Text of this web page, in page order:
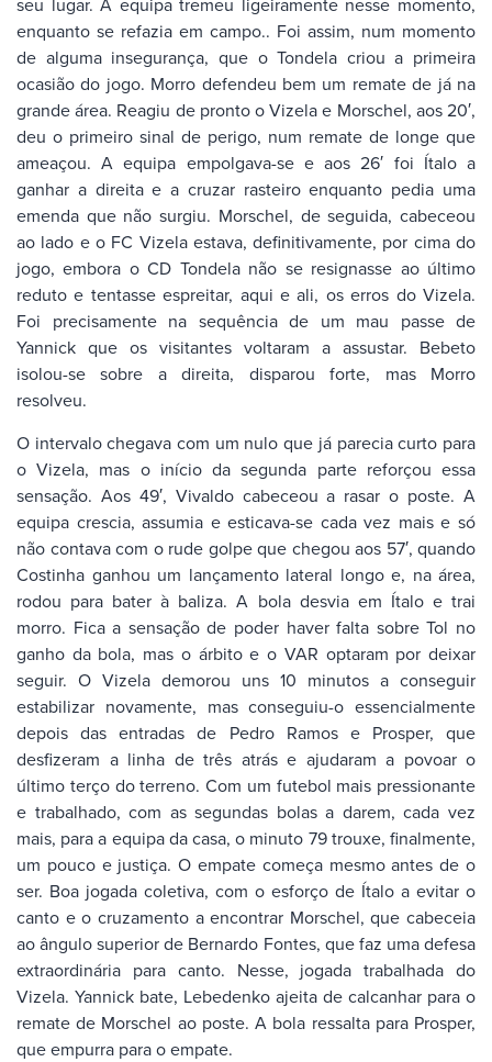
enquanto se refazia em campo.. Foi assim, num momento
de alguma insegurança, que o Tondela criou a primeira
ocasião do jogo. Morro defendeu bem um remate de já na
grande área. Reagiu de pronto o Vizela e Morschel, aos 20′,
deu o primeiro sinal de perigo, num remate de longe que
ameaçou. A equipa empolgava-se e aos 26′ foi Ítalo a
ganhar a direita e a cruzar rasteiro enquanto pedia uma
emenda que não surgiu. Morschel, de seguida, cabeceou
ao lado e o FC Vizela estava, definitivamente, por cima do
jogo, embora o CD Tondela não se resignasse ao último
reduto e tentasse espreitar, aqui e ali, os erros do Vizela.
Foi precisamente na sequência de um mau passe de
Yannick que os visitantes voltaram a assustar. Bebeto
isolou-se sobre a direita, disparou forte, mas Morro
resolveu.
O intervalo chegava com um nulo que já parecia curto para
o Vizela, mas o início da segunda parte reforçou essa
sensação. Aos 49′, Vivaldo cabeceou a rasar o poste. A
equipa crescia, assumia e esticava-se cada vez mais e só
não contava com o rude golpe que chegou aos 57′, quando
Costinha ganhou um lançamento lateral longo e, na área,
rodou para bater à baliza. A bola desvia em Ítalo e trai
morro. Fica a sensação de poder haver falta sobre Tol no
ganho da bola, mas o árbito e o VAR optaram por deixar
seguir. O Vizela demorou uns 10 minutos a conseguir
estabilizar novamente, mas conseguiu-o essencialmente
depois das entradas de Pedro Ramos e Prosper, que
desfizeram a linha de três atrás e ajudaram a povoar o
último terço do terreno. Com um futebol mais pressionante
e trabalhado, com as segundas bolas a darem, cada vez
mais, para a equipa da casa, o minuto 79 trouxe, finalmente,
um pouco e justiça. O empate começa mesmo antes de o
ser. Boa jogada coletiva, com o esforço de Ítalo a evitar o
canto e o cruzamento a encontrar Morschel, que cabeceia
ao ângulo superior de Bernardo Fontes, que faz uma defesa
extraordinária para canto. Nesse, jogada trabalhada do
Vizela. Yannick bate, Lebedenko ajeita de calcanhar para o
remate de Morschel ao poste. A bola ressalta para Prosper,
que empurra para o empate.